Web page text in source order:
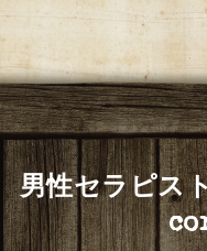
男性セラピス